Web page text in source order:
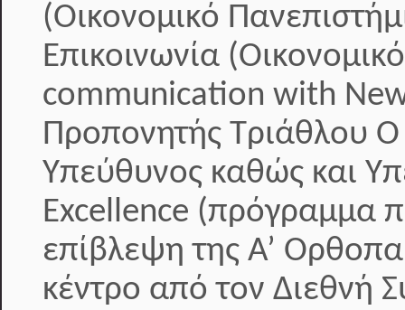
(Οικονομικό
Επικοινωνία
communication with
Προπονητής Τριάθλου Ο
Υπεύθυνος καθώς και
Excellence (πρόγραμμα
επίβλεψη της Α’
κέντρο από τον Διεθνή